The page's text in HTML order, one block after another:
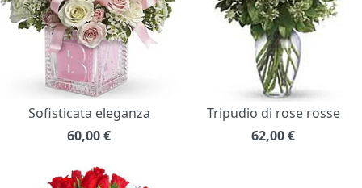
Sofisticata eleganza
60,00€
Tripudio di rose rosse
62,00€